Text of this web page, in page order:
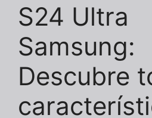
S24 Ultra
Samsung:
Descubre